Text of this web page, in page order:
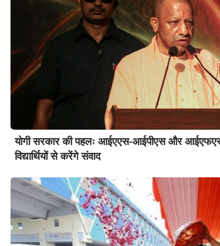
योगी सरकार की पहलः आईएएस-आईपीएस और आईएफएस
विद्यार्थियों से करेंगे संवाद